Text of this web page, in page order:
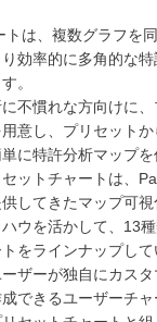
トは、複数グラフを
り効率的に多角的な
。
不慣れな方向けに
用意し、プリセット
に特許分析マップを
ットチャートは、
してきたマップ可
ハウを活かして、13
トをラインナップして
ーザーが独自にカス
できるユーザーチ